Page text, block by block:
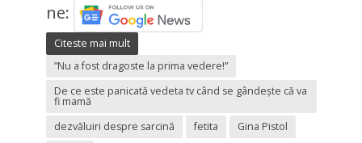
ne:
Citeste mai mult
”Nu a fost dragoste la prima vedere!”
De ce este panicată vedeta tv când se gândește că va
fi mamă
dezvăluiri despre sarcină
fetita
Gina Pistol